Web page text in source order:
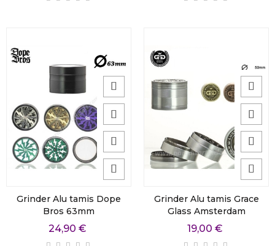
Grinder Alu tamis Dope
Bros 63mm
24,90 €
Grinder Alu tamis Grace
Glass Amsterdam
19,00 €